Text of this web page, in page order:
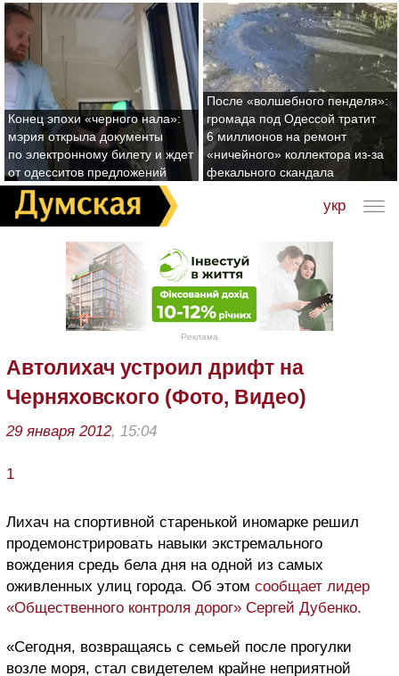
Конец эпохи «черного нала»:
мэрия открыла документы
по электронному билету и ждет
от одесситов предложений
После «волшебного пенделя»:
громада под Одессой тратит
6 миллионов на ремонт
«ничейного» коллектора из-за
фекального скандала
укр
Реклама
Автолихач устроил дрифт на
Черняховского (Фото, Видео)
29 января 2012, 15:04
1
Лихач на спортивной старенькой иномарке решил
продемонстрировать навыки экстремального
вождения средь бела дня на одной из самых
оживленных улиц города. Об этом сообщает лидер
«Общественного контроля дорог» Сергей Дубенко.
«Сегодня, возвращаясь с семьей после прогулки
возле моря, стал свидетелем крайне неприятной